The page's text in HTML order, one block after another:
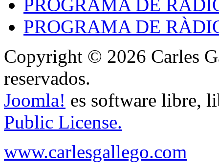
PROGRAMA DE
PROGRAMA DE
Copyright © 2026 Carles
reservados.
Joomla! es software libre,
Public License.
www.carlesgallego.com